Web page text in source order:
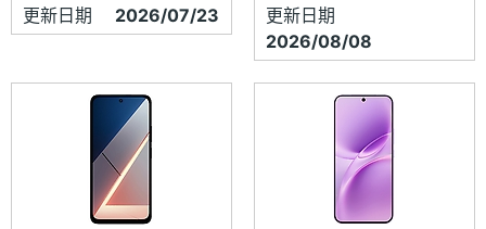
請先來電表明手機王網友、詢問是否有現貨
報價為現金特惠價 ，刷卡、無卡分期歡迎來電洽
更新日期
2026/07/23
更新日期
2026/08/08